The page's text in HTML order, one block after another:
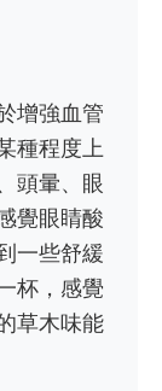
增強血管
種程度上
頭暈、眼
覺眼睛酸
一些舒緩
杯，感覺
草木味能